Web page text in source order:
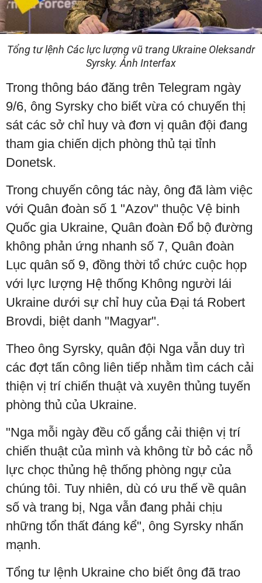
Tổng tư lệnh Các lực lượng vũ trang Ukraine Oleksandr
Syrsky. Ảnh Interfax
Trong thông báo đăng trên Telegram ngày
9/6, ông Syrsky cho biết vừa có chuyến thị
sát các sở chỉ huy và đơn vị quân đội đang
tham gia chiến dịch phòng thủ tại tỉnh
Donetsk.
Trong chuyến công tác này, ông đã làm việc
với Quân đoàn số 1 "Azov" thuộc Vệ binh
Quốc gia Ukraine, Quân đoàn Đổ bộ đường
không phản ứng nhanh số 7, Quân đoàn
Lục quân số 9, đồng thời tổ chức cuộc họp
với lực lượng Hệ thống Không người lái
Ukraine dưới sự chỉ huy của Đại tá Robert
Brovdi, biệt danh "Magyar".
Theo ông Syrsky, quân đội Nga vẫn duy trì
các đợt tấn công liên tiếp nhằm tìm cách cải
thiện vị trí chiến thuật và xuyên thủng tuyến
phòng thủ của Ukraine.
"Nga mỗi ngày đều cố gắng cải thiện vị trí
chiến thuật của mình và không từ bỏ các nỗ
lực chọc thủng hệ thống phòng ngự của
chúng tôi. Tuy nhiên, dù có ưu thế về quân
số và trang bị, Nga vẫn đang phải chịu
những tổn thất đáng kể", ông Syrsky nhấn
mạnh.
Tổng tư lệnh Ukraine cho biết ông đã trao